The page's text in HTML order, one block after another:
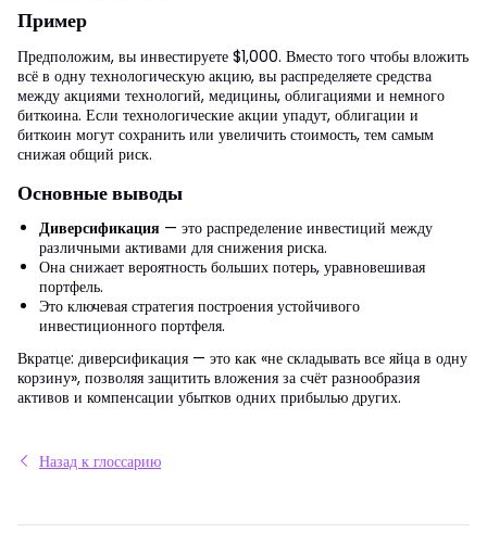
Пример
Предположим, вы инвестируете $1,000. Вместо того чтобы вложить
всё в одну технологическую акцию, вы распределяете средства
между акциями технологий, медицины, облигациями и немного
биткоина. Если технологические акции упадут, облигации и
биткоин могут сохранить или увеличить стоимость, тем самым
снижая общий риск.
Основные выводы
Диверсификация — это распределение инвестиций между
различными активами для снижения риска.
Она снижает вероятность больших потерь, уравновешивая
портфель.
Это ключевая стратегия построения устойчивого
инвестиционного портфеля.
Вкратце: диверсификация — это как «не складывать все яйца в одну
корзину», позволяя защитить вложения за счёт разнообразия
активов и компенсации убытков одних прибылью других.
Назад к глоссарию